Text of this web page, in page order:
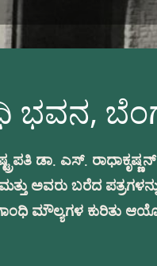
ಭವನ,
ಡಾ. ಎಸ್.
ಅವರು ಬರೆದ
ಮೌಲ್ಯಗಳ ಕುರಿತು